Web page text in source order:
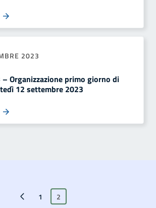
2023
– Organizzazione primo giorno di
12 settembre 2023
Pagina precedente
1 2